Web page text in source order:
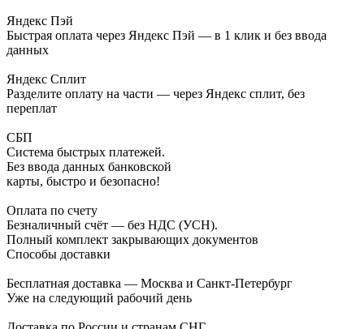
Яндекс Пэй
Быстрая оплата через Яндекс Пэй — в 1 клик и без ввода
данных
Яндекс Сплит
Разделите оплату на части — через Яндекс сплит, без
переплат
СБП
Система быстрых платежей.
Без ввода данных банковской
карты, быстро и безопасно!
Оплата по счету
Безналичный счёт — без НДС (УСН).
Полный комплект закрывающих документов
Способы доставки
Бесплатная доставка — Москва и Санкт-Петербург
Уже на следующий рабочий день